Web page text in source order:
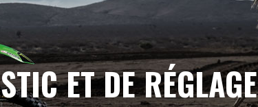
ET DE RÉGLAGE